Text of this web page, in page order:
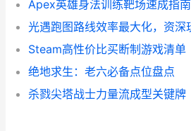
Apex英雄身法训练靶场速成指南
Steam高性价比买断制游戏清单
绝地求生：老六必备点位盘点
杀戮尖塔战士力量流成型关键牌